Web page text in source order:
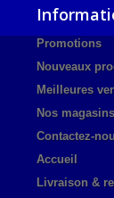
Promotions
Nouveaux
Meilleures
Nos magasins
Contactez-
Accueil
Livraison &